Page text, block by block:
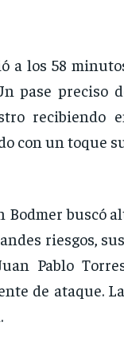
a los 58
pase preciso
recibiendo
con un toque
Bodmer buscó
riesgos,
Pablo
de ataque.